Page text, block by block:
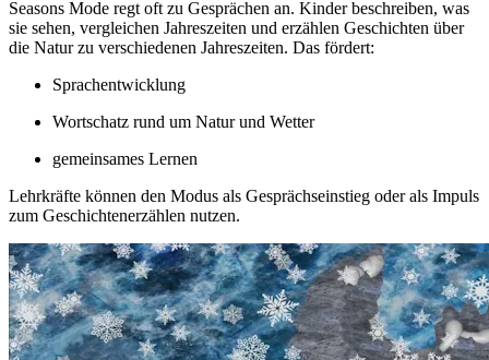
Seasons Mode regt oft zu Gesprächen an. Kinder beschreiben, was
sie sehen, vergleichen Jahreszeiten und erzählen Geschichten über
die Natur zu verschiedenen Jahreszeiten. Das fördert:
Sprachentwicklung
Wortschatz rund um Natur und Wetter
gemeinsames Lernen
Lehrkräfte können den Modus als Gesprächseinstieg oder als Impuls
zum Geschichtenerzählen nutzen.